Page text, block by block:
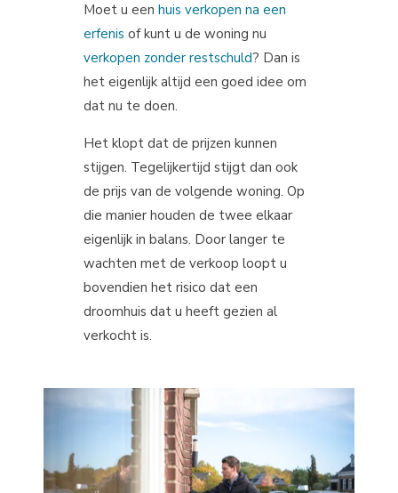
Moet u een huis verkopen na een
erfenis of kunt u de woning nu
verkopen zonder restschuld? Dan is
het eigenlijk altijd een goed idee om
dat nu te doen.
Het klopt dat de prijzen kunnen
stijgen. Tegelijkertijd stijgt dan ook
de prijs van de volgende woning. Op
die manier houden de twee elkaar
eigenlijk in balans. Door langer te
wachten met de verkoop loopt u
bovendien het risico dat een
droomhuis dat u heeft gezien al
verkocht is.